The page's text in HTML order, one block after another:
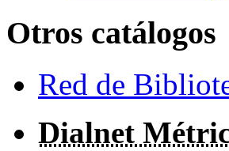
Otros catálogos
Red de
Dialnet